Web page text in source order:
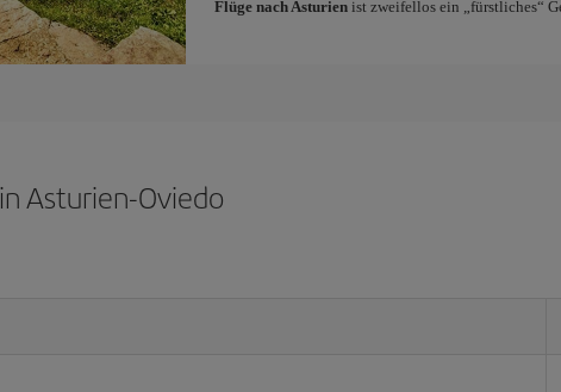
Flüge nach Asturienist zweifellos ein „fürstliches“
Asturien-Oviedo